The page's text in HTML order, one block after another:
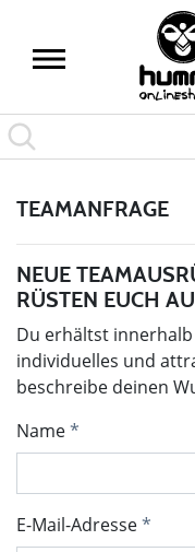
TEAMANFRAGE
NEUE
RÜSTEN EUCH
Du erhältst
individuelles und
beschreibe deinen
Name
E-Mail-Adresse